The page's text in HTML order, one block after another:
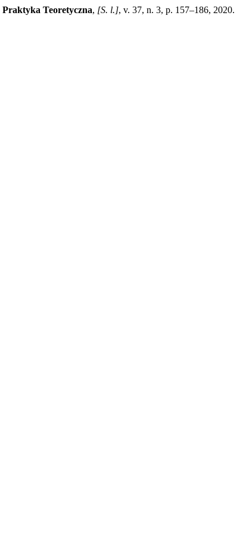
Praktyka Teoretyczna, [S. l.], v. 37, n. 3, p. 157‒186, 2020.